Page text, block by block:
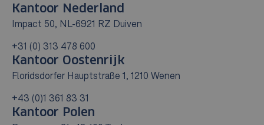
Kantoor Nederland
Impact 50, NL-6921 RZ Duiven
+31 (0) 313 478 600
Kantoor Oostenrijk
Floridsdorfer Hauptstraße 1, 1210 Wenen
+43 (0)1 361 83 31
Kantoor Polen